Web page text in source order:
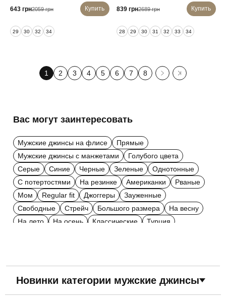
643 грн2059 грн Купить
29 30 32 34
839 грн2689 грн Купить
28 29 30 31 32 33 34
1 2 3 4 5 6 7 8
Вас могут заинтересовать
Мужские джинсы на флисе
Прямые
Мужские джинсы с манжетами
Голубого цвета
Серые
Синие Черные Зеленые
Однотонные
С потертостями
На резинке Американки
Рваные
Мом
Regular fit Джоггеры
Зауженные
Свободные
Стрейч Большого размера
На весну
На лето
На осень Классические Турция
Новинки категории мужские джинсы